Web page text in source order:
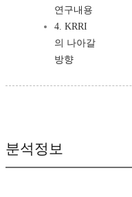
연구내용
4. KRRI
의 나아갈
방향
분석정보